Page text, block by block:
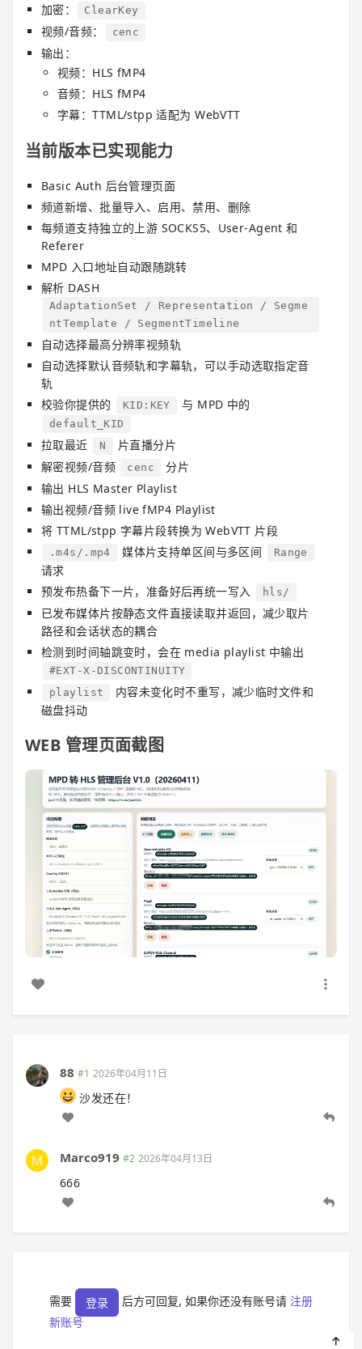
加密： ClearKey
视频/音频： cenc
输出：
视频：HLS fMP4
音频：HLS fMP4
字幕：TTML/stpp 适配为 WebVTT
当前版本已实现能力
Basic Auth 后台管理页面
频道新增、批量导入、启用、禁用、删除
每频道支持独立的上游 SOCKS5、User-Agent 和
Referer
MPD 入口地址自动跟随跳转
解析 DASH
AdaptationSet / Representation / Segme
ntTemplate / SegmentTimeline
自动选择最高分辨率视频轨
自动选择默认音频轨和字幕轨，可以手动选取指定音
轨
校验你提供的
KID:KEY 与 MPD 中的
default_KID
拉取最近 N
片直播分片
解密视频/音频
cenc
分片
输出 HLS Master Playlist
输出视频/音频 live fMP4 Playlist
将 TTML/stpp 字幕片段转换为 WebVTT 片段
.m4s/.mp4 媒体片支持单区间与多区间 Range
请求
预发布热备下一片，准备好后再统一写入
hls/
已发布媒体片按静态文件直接读取并返回，减少取片
路径和会话状态的耦合
检测到时间轴跳变时，会在 media playlist 中输出
#EXT-X-DISCONTINUITY
playlist
内容未变化时不重写，减少临时文件和
磁盘抖动
WEB 管理页面截图
88 #1 2026年04月11日
沙发还在！
Marco919 #2 2026年04月13日
666
需要 登录 后方可回复, 如果你还没有账号请 注册
新账号